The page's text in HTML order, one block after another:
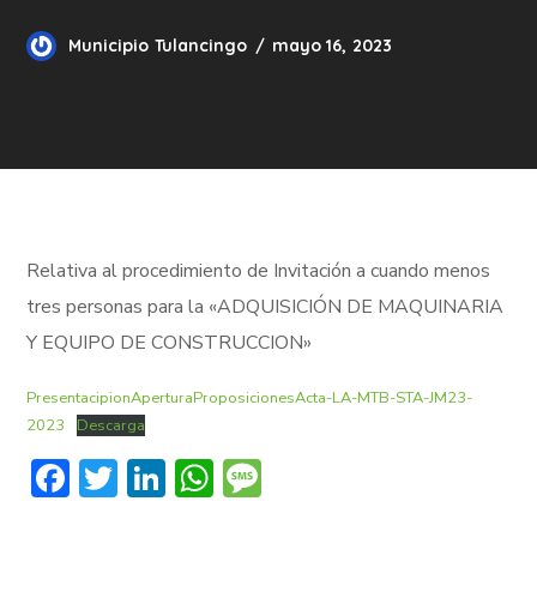
Municipio Tulancingo mayo 16, 2023
Relativa al procedimiento de Invitación a cuando menos
tres personas para la «ADQUISICIÓN DE MAQUINARIA
Y EQUIPO DE CONSTRUCCION»
PresentacipionAperturaProposicionesActa-LA-MTB-STA-JM23-
2023
Descarga
Facebook
Twitter
LinkedIn
WhatsApp